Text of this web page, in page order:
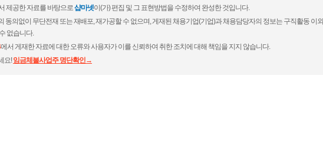
제공한 자료를 바탕으로샵마넷이(가) 편집 및 그 표현방법을 수정하여 완성한 것입니다.
동의없이 무단전재 또는 재배포, 재가공할 수 없으며, 게재된 채용기업(기업)과 채용담당자의 정보는 구직활동 이외
없습니다.
에서 게재한 자료에 대한 오류와 사용자가 이를 신뢰하여 취한 조치에 대해 책임을 지지 않습니다.
요!임금체불사업주 명단확인→